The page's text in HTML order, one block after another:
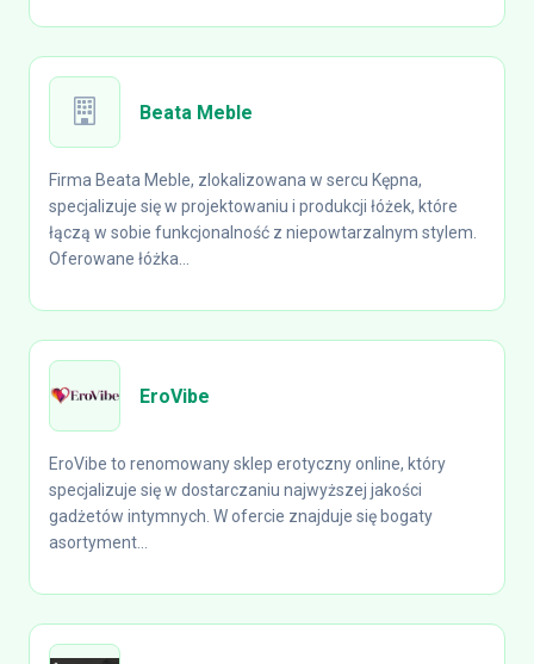
Beata Meble
Firma Beata Meble, zlokalizowana w sercu Kępna,
specjalizuje się w projektowaniu i produkcji łóżek, które
łączą w sobie funkcjonalność z niepowtarzalnym stylem.
Oferowane łóżka...
EroVibe
EroVibe to renomowany sklep erotyczny online, który
specjalizuje się w dostarczaniu najwyższej jakości
gadżetów intymnych. W ofercie znajduje się bogaty
asortyment...